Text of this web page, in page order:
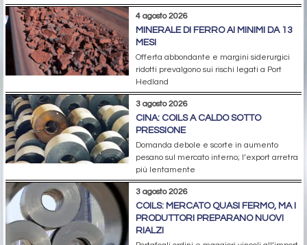
4 agosto 2026
MINERALE DI FERRO AI MINIMI DA 13
MESI
Offerta abbondante e margini siderurgici
ridotti prevalgono sui rischi legati a Port
Hedland
3 agosto 2026
CINA: COILS A CALDO SOTTO
PRESSIONE
Domanda debole e scorte in aumento
pesano sul mercato interno; l’export arretra
più lentamente
3 agosto 2026
COILS: MERCATO QUASI FERMO, MA I
PRODUTTORI PREPARANO NUOVI
RIALZI